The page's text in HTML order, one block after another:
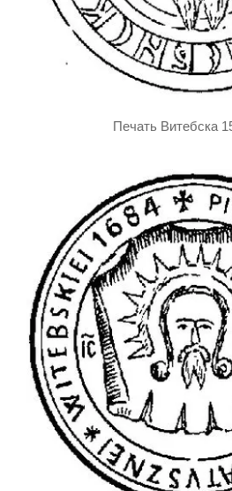
Печать Витебска